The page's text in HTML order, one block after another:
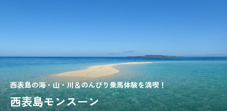
西表島の海・山・川＆のんびり乗馬体験を満喫！
西表島モンスーン